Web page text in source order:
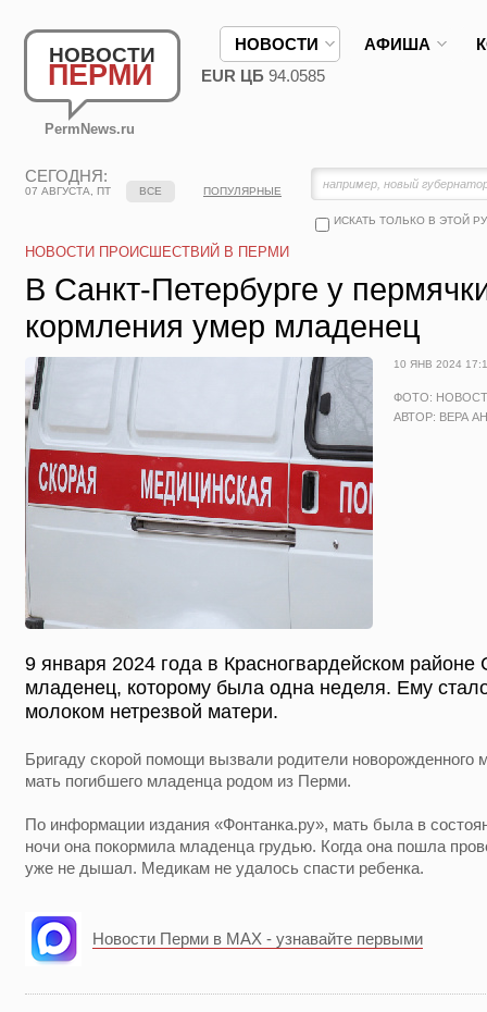
НОВОСТИ
ПЕРМИ
PermNews.ru
НОВОСТИ АФИША
EUR ЦБ 94.0585
СЕГОДНЯ:
07 АВГУСТА, ПТ
ИСКАТЬ ТОЛЬКО В ЭТОЙ
ВСЕ ПОПУЛЯРНЫЕ
НОВОСТИ ПРОИСШЕСТВИЙ В ПЕРМИ
В Санкт-Петербурге у
кормления умер младенец
10 ЯНВ 2024
ФОТО:
АВТОР: ВЕРА
9 января 2024 года в Красногвардейском районе
младенец, которому была одна неделя. Ему
молоком нетрезвой матери.
Бригаду скорой помощи вызвали родители новорожденного
мать погибшего младенца родом из Перми.
По информации издания «Фонтанка.ру», мать была в
ночи она покормила младенца грудью. Когда она пошла
уже не дышал. Медикам не удалось спасти ребенка.
Новости Перми в MAX - узнавайте первыми